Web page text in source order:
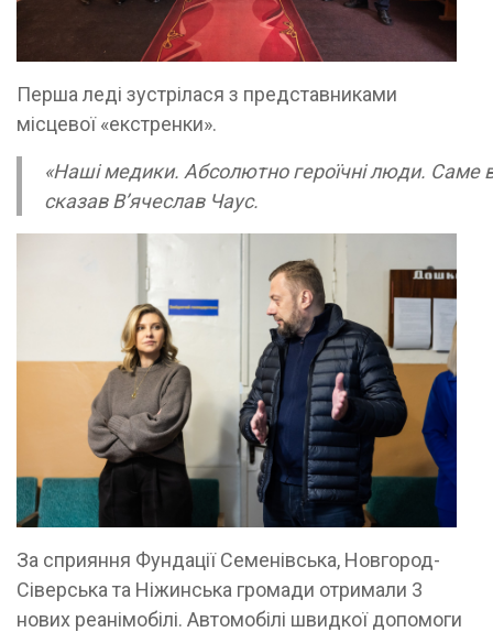
Перша леді зустрілася з представниками
місцевої «екстренки».
«Наші медики. Абсолютно героїчні люди. Саме
сказав В’ячеслав Чаус.
За сприяння Фундації Семенівська, Новгород-
Сіверська та Ніжинська громади отримали 3
нових реанімобілі. Автомобілі швидкої допомоги